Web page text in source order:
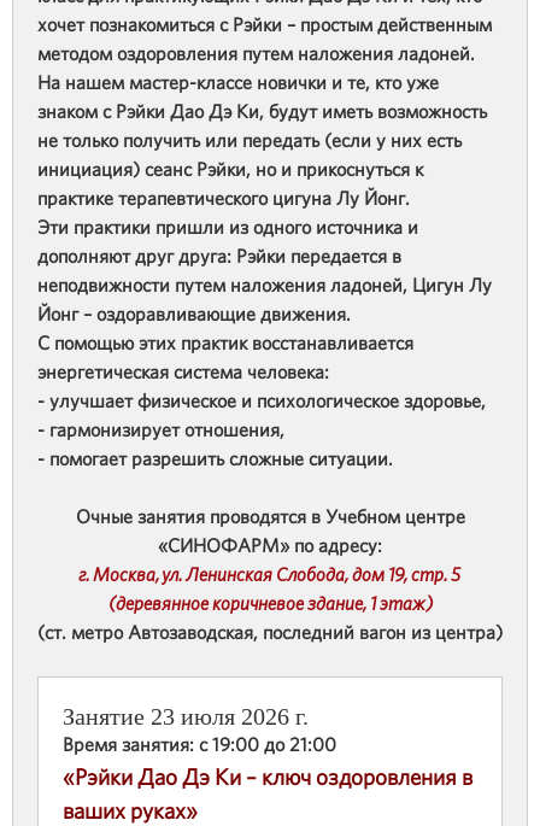
хочет познакомиться с Рэйки – простым действенным
методом оздоровления путем наложения ладоней.
На нашем мастер-классе новички и те, кто уже
знаком с Рэйки Дао Дэ Ки, будут иметь возможность
не только получить или передать (если у них есть
инициация) сеанс Рэйки, но и прикоснуться к
практике терапевтического цигуна Лу Йонг.
Эти практики пришли из одного источника и
дополняют друг друга: Рэйки передается в
неподвижности путем наложения ладоней, Цигун Лу
Йонг – оздоравливающие движения.
С помощью этих практик восстанавливается
энергетическая система человека:
- улучшает физическое и психологическое здоровье,
- гармонизирует отношения,
- помогает разрешить сложные ситуации.
Очные занятия проводятся в Учебном центре
«СИНОФАРМ» по адресу:
г. Москва, ул. Ленинская Слобода, дом 19, стр. 5
(деревянное коричневое здание, 1 этаж)
(ст. метро Автозаводская, последний вагон из центра)
Занятие 23 июля 2026 г.
Время занятия: с 19:00 до 21:00
«Рэйки Дао Дэ Ки – ключ оздоровления в
ваших руках»